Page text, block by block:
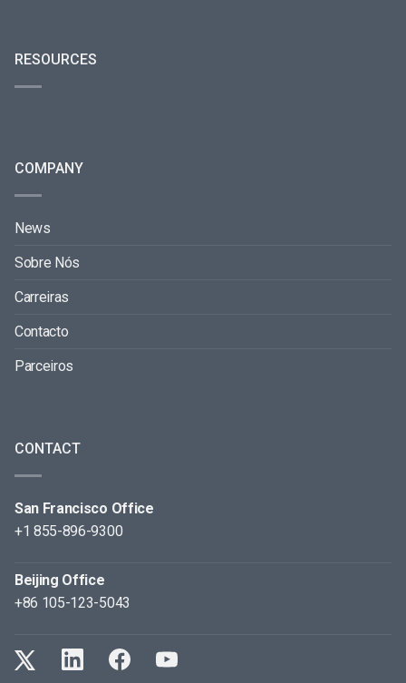
RESOURCES
COMPANY
News
Sobre Nós
Carreiras
Contacto
Parceiros
CONTACT
San Francisco Office
+1 855-896-9300
Beijing Office
+86 105-123-5043